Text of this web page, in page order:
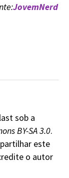
JovemNerd
sob a
BY-SA 3.0.
este
o autor